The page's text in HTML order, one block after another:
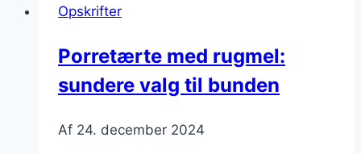
Opskrifter
Porretærte med rugmel:
sundere valg til bunden
Af 24. december 2024